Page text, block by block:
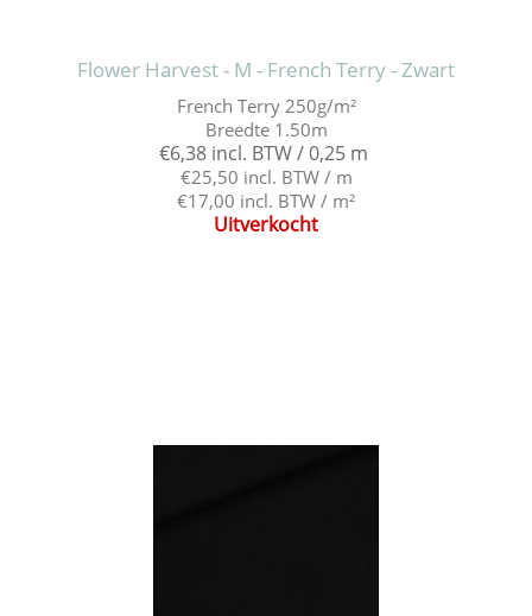
Flower Harvest - M - French Terry - Zwart
French Terry 250g/m²
Breedte 1.50m
€6,38 incl. BTW / 0,25 m
€25,50 incl. BTW / m
€17,00 incl. BTW / m²
Uitverkocht